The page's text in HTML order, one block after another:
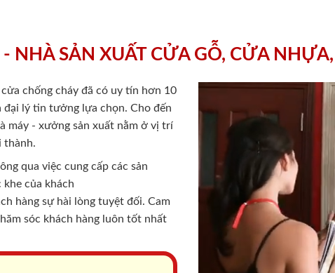
NHÀ SẢN XUẤT CỬA GỖ, CỬA
chống cháy đã có uy tín hơn 10
lý tin tưởng lựa chọn. Cho đến
máy - xưởng sản xuất nằm ở vị trí
thành.
qua việc cung cấp các sản
của khách
hàng sự hài lòng tuyệt đối. Cam
sóc khách hàng luôn tốt nhất